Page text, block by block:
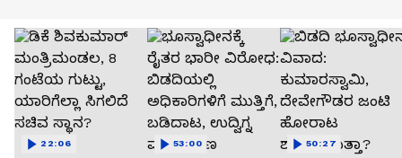
22:06 53:00 50:27